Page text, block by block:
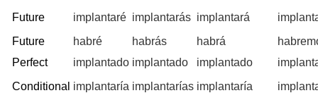
Future implantaré implantarás implantará
Future
Perfect
habré
implantado
habrás
implantado
habrá
implantado
Conditional implantaría implantarías implantaría